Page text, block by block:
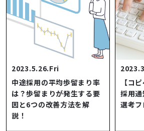
2023.5.26.Fri
中途採用の平均歩留まり率
は？歩留まりが発生する要
因と6つの改善方法を解
説！
【コ
採用
選考